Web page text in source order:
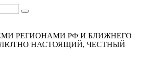
РЕГИОНАМИ РФ И БЛИЖНЕГО
НАСТОЯЩИЙ, ЧЕСТНЫЙ